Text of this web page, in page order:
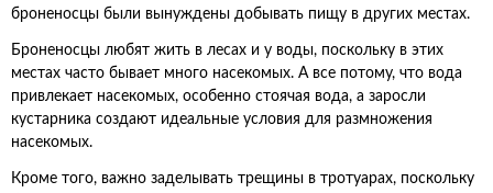
броненосцы были вынуждены добывать пищу в других местах.
Броненосцы любят жить в лесах и у воды, поскольку в этих
местах часто бывает много насекомых. А все потому, что вода
привлекает насекомых, особенно стоячая вода, а заросли
кустарника создают идеальные условия для размножения
насекомых.
Кроме того, важно заделывать трещины в тротуарах, поскольку